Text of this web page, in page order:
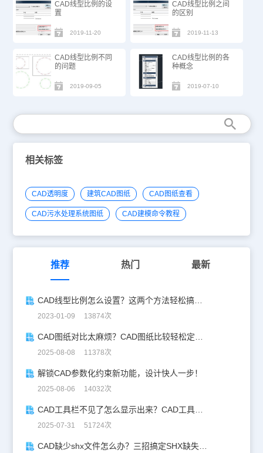
CAD线型比例的设
置
2019-11-20
CAD线型比例之间
的区别
2019-11-13
CAD线型比例不同
的问题
2019-09-05
CAD线型比例的各
种概念
2019-07-10
相关标签
CAD透明度 建筑CAD图纸 CAD图纸查看
CAD污水处理系统图纸 CAD建模命令教程
推荐 热门 最新
CAD线型比例怎么设置？这两个方法轻松搞定！
2023-01-09 13874次
2025-08-08 11378次
解锁CAD参数化约束新功能，设计快人一步！
2025-08-06 14032次
CAD工具栏不见了怎么显示出来？CAD工具栏恢复指南
2025-07-31 51724次
CAD缺少shx文件怎么办？三招搞定SHX缺失难题